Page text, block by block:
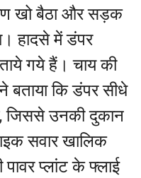
खो बैठा और सड़क
हादसे में डंपर
गये हैं। चाय की
बताया कि डंपर सीधे
जिससे उनकी दुकान
सवार खालिक
प्लांट के फ्लाई